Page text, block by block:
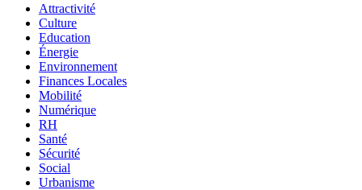
Attractivité
Culture
Education
Énergie
Environnement
Finances Locales
Mobilité
Numérique
RH
Santé
Sécurité
Social
Urbanisme